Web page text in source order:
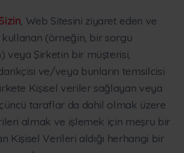
, Web Sitesini ziyaret eden ve
(örneğin, bir sorgu
veya Şirketin bir müşterisi,
ve/veya bunların temsilcisi
Kişisel veriler sağlayan veya
taraflar da dahil olmak üzere
almak ve işlemek için meşru bir
Kişisel Verileri aldığı herhangi bir